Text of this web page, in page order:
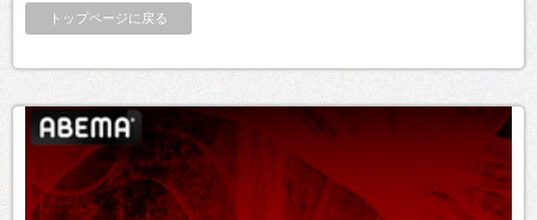
トップページに戻る